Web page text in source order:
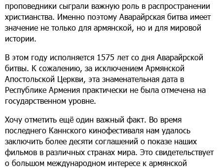
проповедники сыграли важную роль в распространении
христианства. Именно поэтому Аварайрская битва имеет
значение не только для армянской, но и для мировой
истории.
В этом году исполняется 1575 лет со дня Аварайрской
битвы. К сожалению, за исключением Армянской
Апостольской Церкви, эта знаменательная дата в
Республике Армения практически не была отмечена на
государственном уровне.
Хочу отметить ещё один важный факт. Во время
последнего Каннского кинофестиваля нам удалось
заключить более десяти соглашений о показе наших
фильмов в различных странах мира. Это свидетельствует
о большом международном интересе к армянской